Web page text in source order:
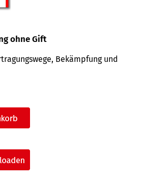
ohne Gift
Bekämpfung und